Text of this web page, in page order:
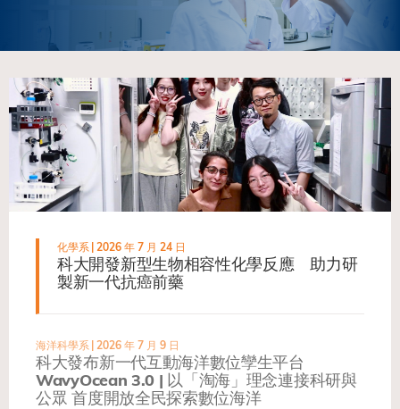
化學系 | 2026 年 7 月 24 日
科大開發新型生物相容性化學反應 助力研
製新一代抗癌前藥
海洋科學系 | 2026 年 7 月 9 日
科大發布新一代互動海洋數位孿生平台
WavyOcean 3.0 | 以「淘海」理念連接科研與
公眾 首度開放全民探索數位海洋